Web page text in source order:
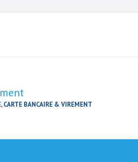
CARTE BANCAIRE & VIREMENT